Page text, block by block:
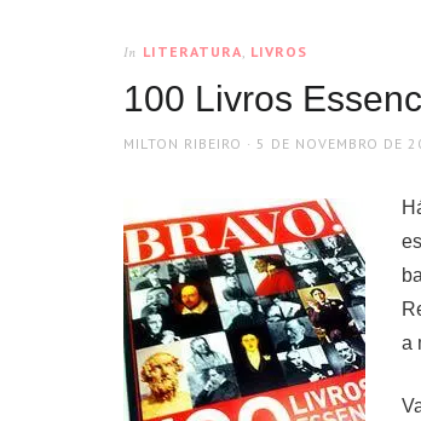
In LITERATURA LIVROS
100 Livros
AUTHOR
MILTON RIBEIRO
POSTED
5 DE NOVEMBRO DE
a